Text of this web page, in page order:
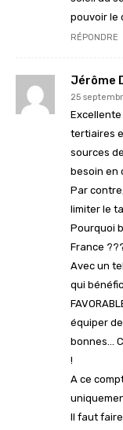
pouvoir le
RÉPONDRE
Jérôme
25
tertiaires
sources
besoin en
Par
limiter le
Pourquoi
France
Avec un
qui
équiper
bonnes…
!
A ce
Il faut